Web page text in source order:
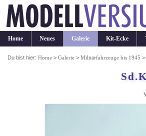
Home Neues Galerie Kit-Ecke
Du bist hier:Home >Galerie >Militärfahrzeuge bis 1945